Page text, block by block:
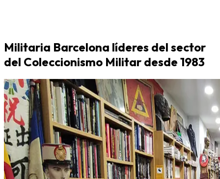
Militaria Barcelona líderes del sector
del Coleccionismo Militar desde 1983